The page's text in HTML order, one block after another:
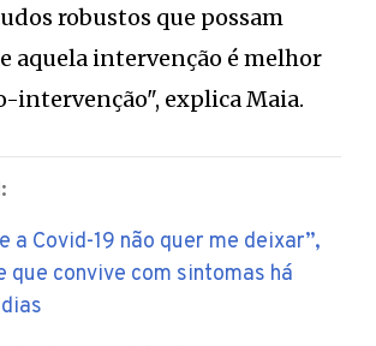
robustos que possam
aquela intervenção é melhor
intervenção", explica Maia.
a Covid-19 não quer me deixar”,
que convive com sintomas há